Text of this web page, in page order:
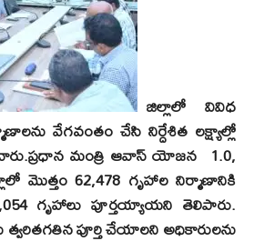
జిల్లాలో వివిధ
వేగవంతం చేసి నిర్దేశిత లక్ష్యాల్లో
మంత్రి ఆవాస్ యోజన 1.0,
మొత్తం 62,478 గృహాల నిర్మాణానికి
గృహాలు పూర్తయ్యాయని తెలిపారు.
పూర్తి చేయాలని అధికారులను